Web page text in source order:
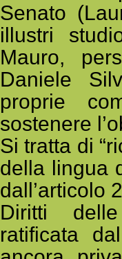
Senato
illustri
Mauro,
Daniele
proprie
sostenere
Si tratta di
della lingua
dall’articolo
Diritti
ratificata